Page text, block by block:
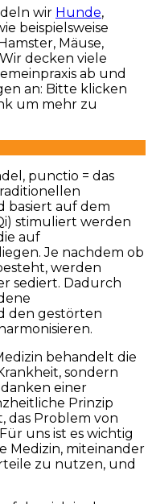
wir Hunde,
beispielsweise
Mäuse,
decken viele
ab und
an: Bitte klicken
um mehr zu
punctio = das
basiert auf dem
stimuliert werden
auf
Je nachdem ob
werden
sediert. Dadurch
den gestörten
behandelt die
sondern
einer
Prinzip
das Problem von
uns ist es wichtig
Medizin, miteinander
zu nutzen, und